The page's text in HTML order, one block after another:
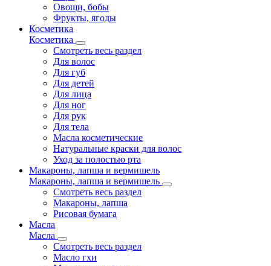
Овощи, бобы
Фрукты, ягоды
Косметика
Косметика
Смотреть весь раздел
Для волос
Для губ
Для детей
Для лица
Для ног
Для рук
Для тела
Масла косметические
Натуральные краски для волос
Уход за полостью рта
Макароны, лапша и вермишель
Макароны, лапша и вермишель
Смотреть весь раздел
Макароны, лапша
Рисовая бумага
Масла
Масла
Смотреть весь раздел
Масло гхи